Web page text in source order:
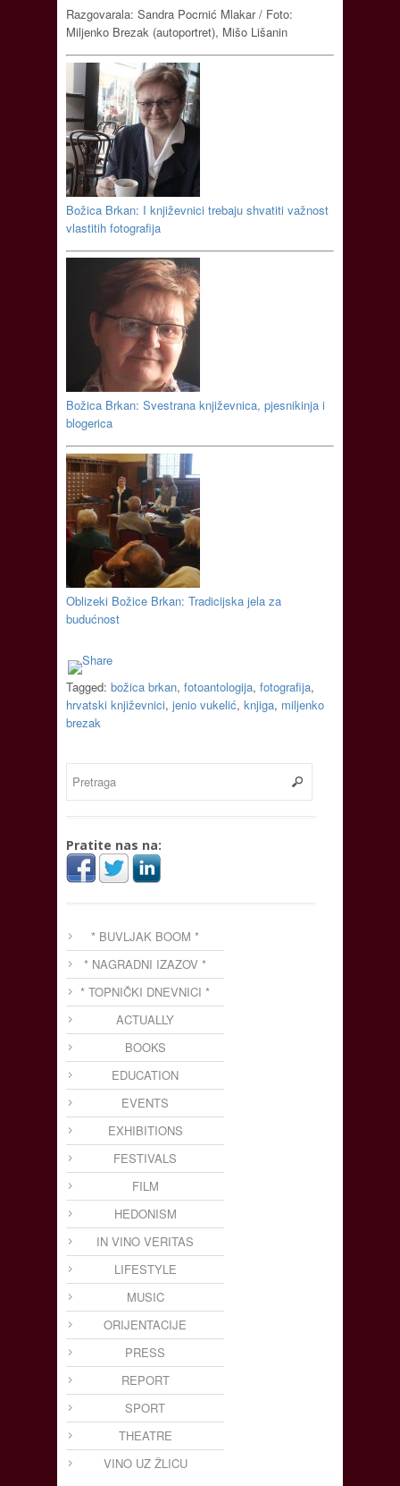
Razgovarala: Sandra Pocrnić Mlakar / Foto:
Miljenko Brezak (autoportret), Mišo Lišanin
Božica Brkan: I književnici trebaju shvatiti važnost
vlastitih fotografija
Božica Brkan: Svestrana književnica, pjesnikinja i
blogerica
Oblizeki Božice Brkan: Tradicijska jela za
budućnost
Tagged: božica brkan, fotoantologija, fotografija,
hrvatski književnici, jenio vukelić, knjiga, miljenko
brezak
Pratite nas na:
* BUVLJAK BOOM *
* NAGRADNI IZAZOV *
* TOPNIČKI DNEVNICI *
ACTUALLY
BOOKS
EDUCATION
EVENTS
EXHIBITIONS
FESTIVALS
FILM
HEDONISM
IN VINO VERITAS
LIFESTYLE
MUSIC
ORIJENTACIJE
PRESS
REPORT
SPORT
THEATRE
VINO UZ ŽLICU